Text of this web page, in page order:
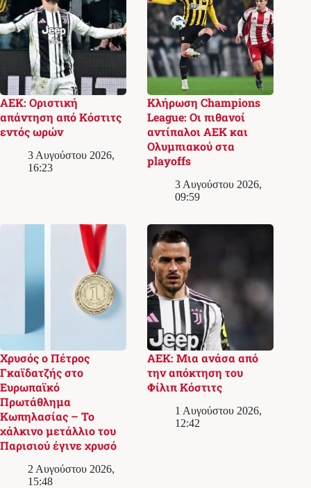
ΑΕΚ: Οριστική
απάντηση από Κόστιτς
εντός ωρών
3 Αυγούστου 2026,
16:23
Κλήρωση Champions
League: Οι πιθανοί
αντίπαλοι ΑΕΚ και
Ολυμπιακού στα
playoffs
3 Αυγούστου 2026,
09:59
Χρυσός ο Πέτρος
Γκαϊδατζής στο
Ευρωπαϊκό
Πρωτάθλημα
Κωπηλασίας – Το
χάλκινο μετάλλιο του
Παρισιού έγινε χρυσό
2 Αυγούστου 2026,
15:48
ΑΕΚ: Μια ανάσα από
την απόκτηση του
Φίλιπ Κόστιτς
1 Αυγούστου 2026,
12:42